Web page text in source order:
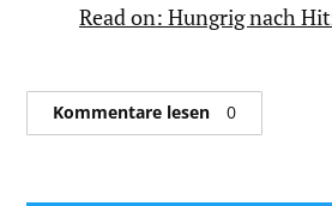
Read on: Hungrig nach
Kommentare lesen 0